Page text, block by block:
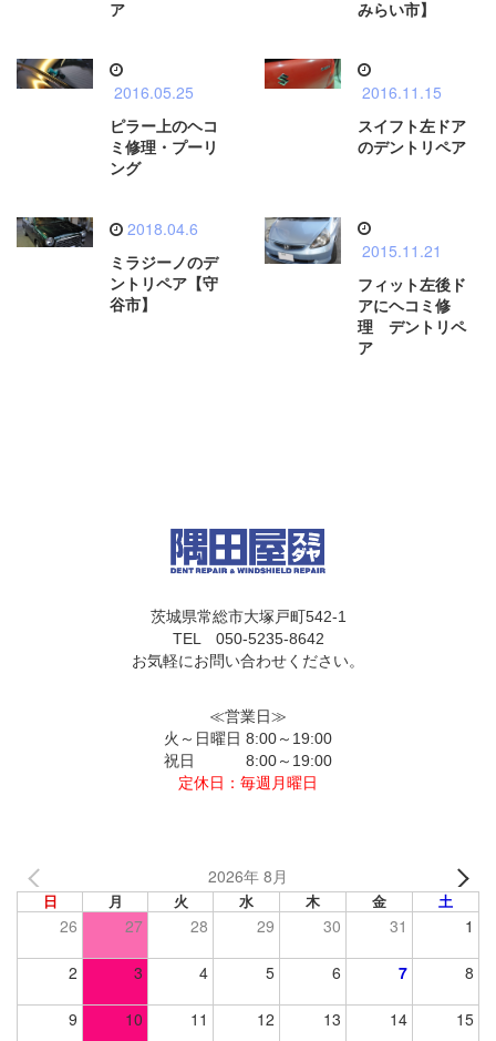
ア
みらい市】
2016.05.25
ピラー上のヘコ
ミ修理・プーリ
ング
2016.11.15
スイフト左ドア
のデントリペア
2018.04.6
ミラジーノのデ
ントリペア【守
谷市】
2015.11.21
フィット左後ド
アにヘコミ修
理 デントリペ
ア
茨城県常総市大塚戸町542-1
TEL 050-5235-8642
お気軽にお問い合わせください。
≪営業日≫
火～日曜日 8:00～19:00
祝日 8:00～19:00
定休日：毎週月曜日
2026年 8月
日 月 火 水 木 金 土
26 27 28 29 30 31 1
2 3 4 5 6 7 8
9 10 11 12 13 14 15